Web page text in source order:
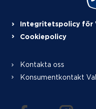
Integritetspolicy för
Cookiepolicy
Kontakta oss
Konsumentkontakt